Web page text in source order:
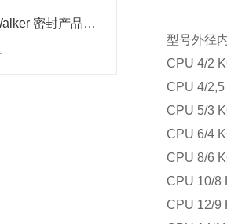
英国 James Walker 密封产品技术解析
型号外径
CPU4/2 K
CPU 4/2,5
CPU 5/3 K
CPU6/4 K
CPU8/6 K
CPU 10/8
CPU 12/9